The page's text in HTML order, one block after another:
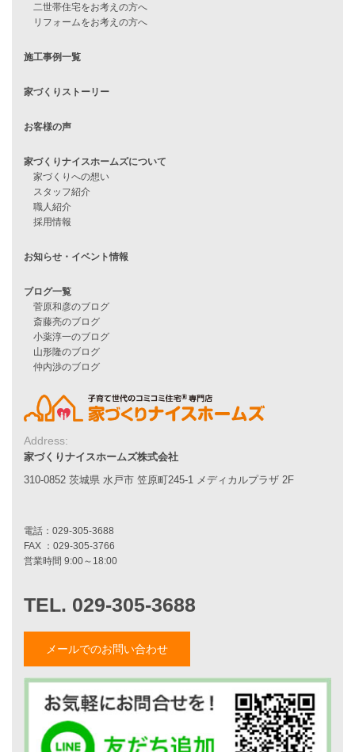
見学会情報
住宅ローン審査に落ちた方・
住宅ローンのよくある質問
月収25万円で家を建てる方法
Line Up
自由設計注文住宅
Smart2030
Sシリーズ
シンプルな平屋
家づくりナイスホームズの家づくり
エコハウス
耐震性能
家づくりの流れ
アフターメンテナンス
平屋をお考えの方へ
二世帯住宅をお考えの方へ
施工事例一覧
お客様の声
家づくりナイスホームズについて
家づくりへの想い
スタッフ紹介
職人紹介
採用情報
Address:
家づくりナイスホームズ株式会社
310-0852 茨城県 水戸市 笠原町245-1 メディカルプラザ 2F
メールでのお問い合わせ